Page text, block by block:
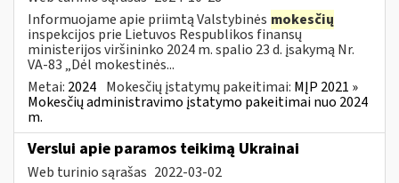
Informuojame apie priimtą Valstybinės mokesčių
inspekcijos prie Lietuvos Respublikos finansų
ministerijos viršininko 2024 m. spalio 23 d. įsakymą Nr.
VA-83 „Dėl mokestinės...
Metai: 2024 Mokesčių įstatymų pakeitimai: MĮP 2021 »
Mokesčių administravimo įstatymo pakeitimai nuo 2024
m.
Verslui apie paramos teikimą Ukrainai
Web turinio sąrašas 2022-03-02